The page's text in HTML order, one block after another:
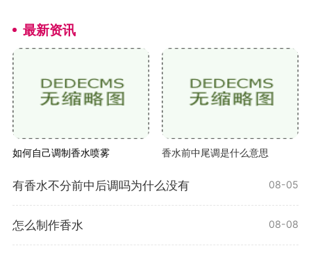
最新资讯
如何自己调制香水喷雾 香水前中尾调是什么意思
有香水不分前中后调吗为什么没有 08-05
怎么制作香水 08-08